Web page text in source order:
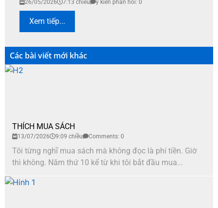
26/05/2026 7:13 chiều ý kiến phản hồi: 0
Xem tiếp...
Các bài viết mới khác
THÍCH MUA SÁCH
13/07/2026 9:09 chiều Comments: 0
Tôi từng nghĩ mua sách mà không đọc là phí tiền. Giờ
thì không. Năm thứ 10 kể từ khi tôi bắt đầu mua...